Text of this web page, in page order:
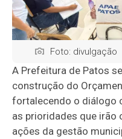
Foto: divulgação
A Prefeitura de Patos
construção do
fortalecendo o diálogo
as prioridades que irão
ações da gestão